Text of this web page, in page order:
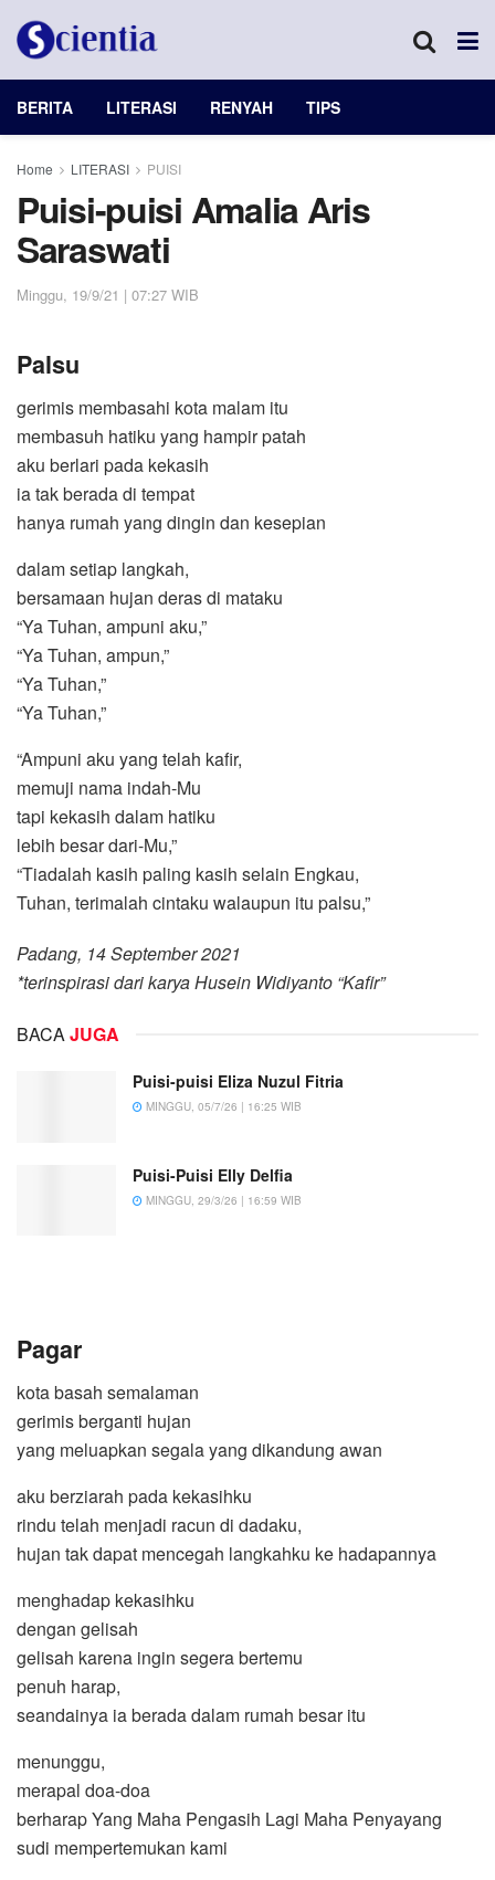
BERITA LITERASI RENYAH TIPS
Home LITERASI PUISI
Puisi-puisi Amalia Aris
Saraswati
Minggu, 19/9/21 | 07:27 WIB
Palsu
gerimis membasahi kota malam itu
membasuh hatiku yang hampir patah
aku berlari pada kekasih
ia tak berada di tempat
hanya rumah yang dingin dan kesepian
dalam setiap langkah,
bersamaan hujan deras di mataku
“Ya Tuhan, ampuni aku,”
“Ya Tuhan, ampun,”
“Ya Tuhan,”
“Ya Tuhan,”
“Ampuni aku yang telah kafir,
memuji nama indah-Mu
tapi kekasih dalam hatiku
lebih besar dari-Mu,”
“Tiadalah kasih paling kasih selain Engkau,
Tuhan, terimalah cintaku walaupun itu palsu,”
Padang, 14 September 2021
*terinspirasi dari karya Husein Widiyanto “Kafir”
BACAJUGA
Puisi-puisi Eliza Nuzul Fitria
MINGGU, 05/7/26 | 16:25 WIB
Puisi-Puisi Elly Delfia
MINGGU, 29/3/26 | 16:59 WIB
Pagar
kota basah semalaman
gerimis berganti hujan
yang meluapkan segala yang dikandung awan
aku berziarah pada kekasihku
rindu telah menjadi racun di dadaku,
hujan tak dapat mencegah langkahku ke hadapannya
menghadap kekasihku
dengan gelisah
gelisah karena ingin segera bertemu
penuh harap,
seandainya ia berada dalam rumah besar itu
menunggu,
merapal doa-doa
berharap Yang Maha Pengasih Lagi Maha Penyayang
sudi mempertemukan kami